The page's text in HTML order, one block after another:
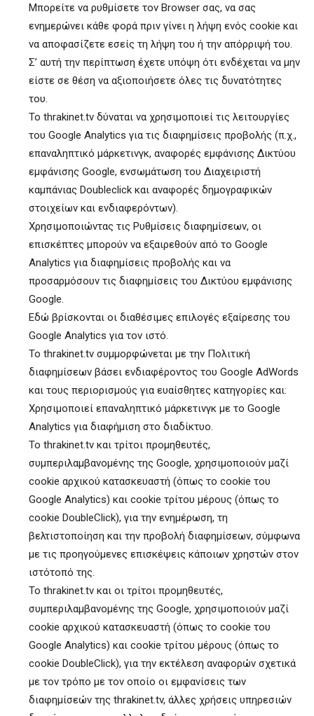
Μπορείτε να ρυθμίσετε τον Browser σας, να σας
ενημερώνει κάθε φορά πριν γίνει η λήψη ενός cookie και
να αποφασίζετε εσείς τη λήψη του ή την απόρριψή του.
Σ’ αυτή την περίπτωση έχετε υπόψη ότι ενδέχεται να μην
είστε σε θέση να αξιοποιήσετε όλες τις δυνατότητες
του.
To thrakinet.tv δύναται να χρησιμοποιεί τις λειτουργίες
του Google Analytics για τις διαφημίσεις προβολής (π.χ.,
επαναληπτικό μάρκετινγκ, αναφορές εμφάνισης Δικτύου
εμφάνισης Google, ενσωμάτωση του Διαχειριστή
καμπάνιας Doubleclick και αναφορές δημογραφικών
στοιχείων και ενδιαφερόντων).
Χρησιμοποιώντας τις Ρυθμίσεις διαφημίσεων, οι
επισκέπτες μπορούν να εξαιρεθούν από το Google
Analytics για διαφημίσεις προβολής και να
προσαρμόσουν τις διαφημίσεις του Δικτύου εμφάνισης
Google.
Εδώ βρίσκονται οι διαθέσιμες επιλογές εξαίρεσης του
Google Analytics για τον ιστό.
To thrakinet.tv συμμορφώνεται με την Πολιτική
διαφημίσεων βάσει ενδιαφέροντος του Google AdWords
και τους περιορισμούς για ευαίσθητες κατηγορίες και:
Χρησιμοποιεί επαναληπτικό μάρκετινγκ με το Google
Analytics για διαφήμιση στο διαδίκτυο.
To thrakinet.tv και τρίτοι προμηθευτές,
συμπεριλαμβανομένης της Google, χρησιμοποιούν μαζί
cookie αρχικού κατασκευαστή (όπως το cookie του
Google Analytics) και cookie τρίτου μέρους (όπως το
cookie DoubleClick), για την ενημέρωση, τη
βελτιστοποίηση και την προβολή διαφημίσεων, σύμφωνα
με τις προηγούμενες επισκέψεις κάποιων χρηστών στον
ιστότοπό της.
To thrakinet.tv και οι τρίτοι προμηθευτές,
συμπεριλαμβανομένης της Google, χρησιμοποιούν μαζί
cookie αρχικού κατασκευαστή (όπως το cookie του
Google Analytics) και cookie τρίτου μέρους (όπως το
cookie DoubleClick), για την εκτέλεση αναφορών σχετικά
με τον τρόπο με τον οποίο οι εμφανίσεις των
διαφημίσεών της thrakinet.tv, άλλες χρήσεις υπηρεσιών